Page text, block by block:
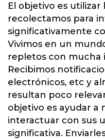
El objetivo es utilizar
recolectamos para
significativamente
Vivimos en un
repletos con mucha
Recibimos
electrónicos, etc y
resultan poco
objetivo es ayudar a
interactuar con sus
significativa.